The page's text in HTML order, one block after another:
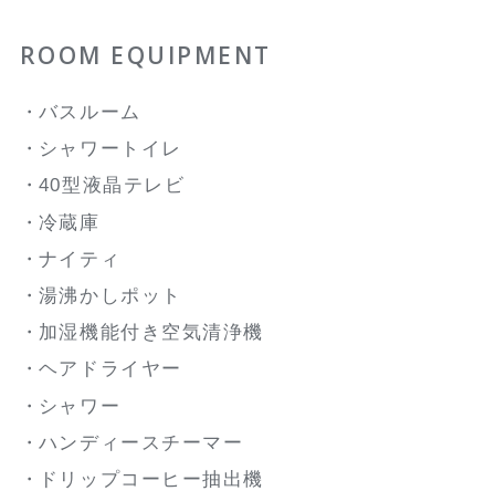
ROOM EQUIPMENT
バスルーム
シャワートイレ
40型液晶テレビ
冷蔵庫
ナイティ
湯沸かしポット
加湿機能付き空気清浄機
ヘアドライヤー
シャワー
ハンディースチーマー
ドリップコーヒー抽出機